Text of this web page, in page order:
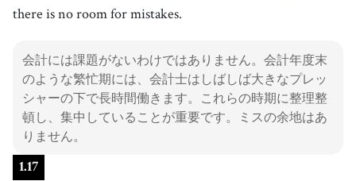
there is no room for mistakes.
会計には課題がないわけではありません。会計年度末
のような繁忙期には、会計士はしばしば大きなプレッ
シャーの下で長時間働きます。これらの時期に整理整
頓し、集中していることが重要です。ミスの余地はあ
りません。
1.17